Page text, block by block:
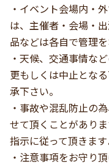
・イベント会場内・
は、主催者・会場・
品などは各自で管理を
・天候、交通事情な
更もしくは中止とな
承下さい。
・事故や混乱防止の
せて頂くことがあり
指示に従って頂きます
・注意事項をお守り